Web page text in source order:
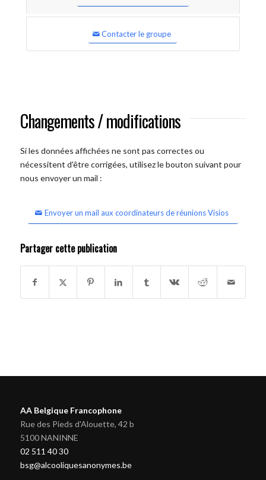
Contacter le groupe
Changements / modifications
Si les données affichées ne sont pas correctes ou
nécessitent d'être corrigées, utilisez le bouton suivant pour
nous envoyer un mail :
Envoyer un mail aux coordinateurs de réunions Visios
Partager cette publication
AA Belgique Francophone
Rue des Pieds d'Alouette, 42 b
5100 NANINNE
02 511 40 30
bsg@alcooliquesanonymes.be